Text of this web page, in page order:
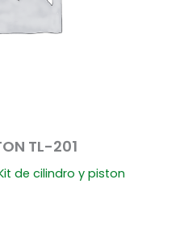
TL-201
de cilindro y piston